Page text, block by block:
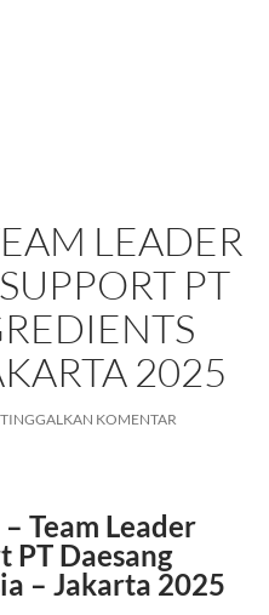
LEADER
PT
2025
TINGGALKAN KOMENTAR
Team Leader
PT Daesang
– Jakarta 2025